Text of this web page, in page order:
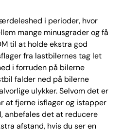
i perioder, hvor
mange minusgrader og få
til at holde ekstra god
fra lastbilernes tag let
i forruden på bilerne
falder ned på bilerne
ulykker. Selvom det er
at fjerne isflager og istapper
anbefales det at reducere
afstand, hvis du ser en